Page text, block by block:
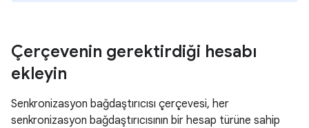
Çerçevenin gerektirdiği hesabı
ekleyin
Senkronizasyon bağdaştırıcısı çerçevesi, her
senkronizasyon bağdaştırıcısının bir hesap türüne sahip